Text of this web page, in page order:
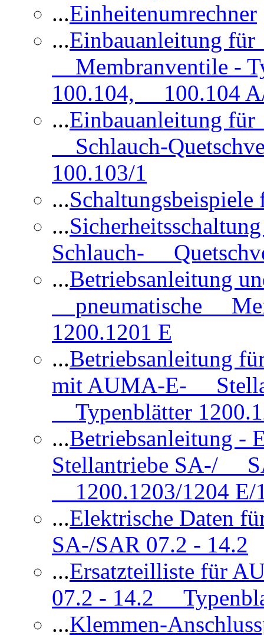
...Einheitenumrechner
...Einbauanleitung
Membranventile -
100.104, 100.104
...Einbauanleitung
Schlauch-
100.103/1
...
...
Schlauch-
...Betriebsanleitung
pneumatische
1200.1201 E
...Betriebsanleitung
mit AUMA-E-
Typenblätter
...Betriebsanleitung
Stellantriebe SA-/
1200.1203/1204 E/
...Elektrische Daten
SA-/SAR 07.2 - 14.2
...Ersatzteilliste für
07.2 - 14.2
...Klemmen-